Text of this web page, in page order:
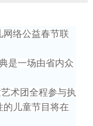
网络公益春节联
是一场由省内众
术团全程参与执
的儿童节目将在